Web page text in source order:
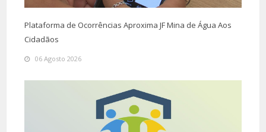
Plataforma de Ocorrências Aproxima JF Mina de Água Aos
Cidadãos
06 Agosto 2026